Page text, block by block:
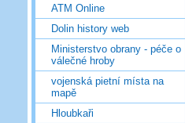
ATM Online
Dolin history web
Ministerstvo obrany - péče o
válečné hroby
vojenská pietní místa na
mapě
Hloubkaři